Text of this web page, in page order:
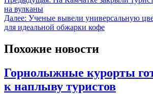
на вулканы
Далее: Ученые вывели универсальную
для идеальной обжарки кофе
Похожие новости
Горнолыжные курорты
к наплыву туристов